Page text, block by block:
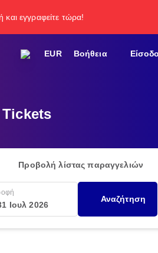
εγγραφείτε τώρα!
EUR Βοήθεια
Προβολή λίστας παραγγελιών
Ιουλ 2026
Αναζήτηση